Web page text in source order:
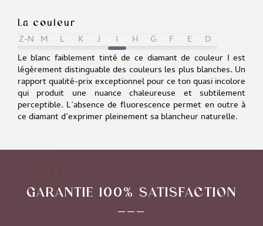
La couleur
Z-N M L K J I H G F E
D
Le blanc faiblement tinté de ce diamant de couleur I est
légèrement distinguable des couleurs les plus blanches. Un
rapport qualité-prix exceptionnel pour ce ton quasi incolore
qui produit une nuance chaleureuse et subtilement
perceptible. L’absence de fluorescence permet en outre à
ce diamant d’exprimer pleinement sa blancheur naturelle.
GARANTIE 100% SATISFACTION